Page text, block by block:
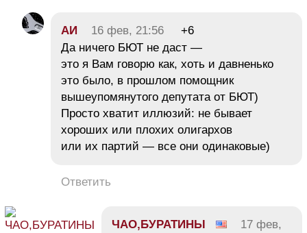
АИ 16 фев, 21:56
+6
Да ничего БЮТ не даст —
это я Вам говорю как, хоть и давненько
это было, в прошлом помощник
вышеупомянутого депутата от БЮТ)
Просто хватит иллюзий: не бывает
хороших или плохих олигархов
или их партий — все они одинаковые)
Ответить
ЧАО,БУРАТИНЫ
17 фев,